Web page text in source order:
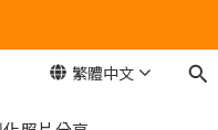
繁體中文